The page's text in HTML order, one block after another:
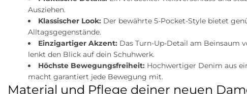
Ausziehen.
Klassischer Look: Der bewährte 5-Pocket-Style bietet
Alltagsgegenstände.
Einzigartiger Akzent: Das Turn-Up-Detail am Beinsaum
lenkt den Blick auf dein Schuhwerk.
Höchste Bewegungsfreiheit: Hochwertiger Denim aus
macht garantiert jede Bewegung mit.
Material und Pflege deiner neuen